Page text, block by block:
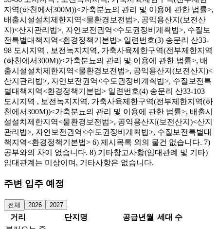
지역(하천에서300M))<가축분뇨의 관리 및 이용에 관한 법률>,
배출시설설치제한지역<물환경보전법>, 공익용산지(보전산
지)<산지관리법>, 자연보전권역<수도권정비계획법>, 수질보
전특별대책지역<환경정책기본법> 일련번호(3) 송문리 산33-
98 도시지역 , 보전녹지지역, 가축사육제한구역(전부제한지역
(하천에서300M))<가축분뇨의 관리 및 이용에 관한 법률>, 배
출시설설치제한지역<물환경보전법>, 공익용산지(보전산지)<
산지관리법>, 자연보전권역<수도권정비계획법>, 수질보전특
별대책지역<환경정책기본법> 일련번호(4) 송문리 산33-103
도시지역 , 보전녹지지역, 가축사육제한구역(전부제한지역(하
천에서300M))<가축분뇨의 관리 및 이용에 관한 법률>, 배출시
설설치제한지역<물환경보전법>, 공익용산지(보전산지)<산지
관리법>, 자연보전권역<수도권정비계획법>, 수질보전특별대
책지역<환경정책기본법> 6) 제시목록 외의 물건 없습니다. 7)
공부와의 차이 없습니다. 8) 기타참고사항(임대관례 및 기타)
임대관계는 미상이며, 기타사항은 없습니다.
주변 입주 예정
전체 2026 2027
거리 단지명 공급년월 세대 수